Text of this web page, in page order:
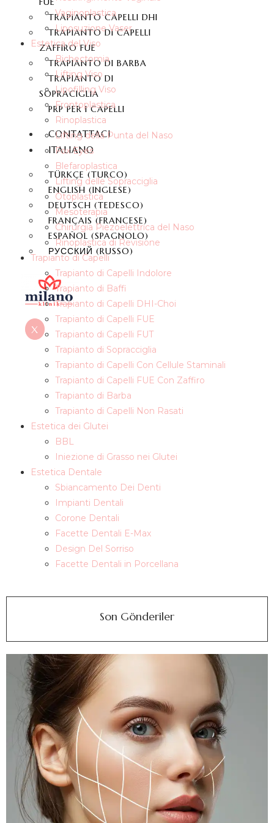
TRAPIANTO CAPELLI DHI
TRAPIANTO DI CAPELLI
ZAFFIRO FUE
TRAPIANTO DI BARBA
TRAPIANTO DI
SOPRACIGLIA
PRP PER I CAPELLI
CONTATTACI
ITALIANO
TÜRKÇE (TURCO)
ENGLISH (INGLESE)
DEUTSCH (TEDESCO)
FRANÇAIS (FRANCESE)
ESPAÑOL (SPAGNOLO)
РУССКИЙ (RUSSO)
X
Vaginoplastica
Liposuzione Vaser
Estetica del Viso
Bichectomia
Lifting Viso
Lipofilling Viso
Frontoplastica
Rinoplastica
Lifting della Punta del Naso
Fox Eyes
Blefaroplastica
Lifting delle Sopracciglia
Otoplastica
Mesoterapia
Chirurgia Piezoelettrica del Naso
Rinoplastica di Revisione
Trapianto di Capelli
Trapianto di Capelli Indolore
Trapianto di Baffi
Trapianto di Capelli DHI-Choi
Trapianto di Capelli FUE
Trapianto di Capelli FUT
Trapianto di Sopracciglia
Trapianto di Capelli Con Cellule Staminali
Trapianto di Capelli FUE Con Zaffiro
Trapianto di Barba
Trapianto di Capelli Non Rasati
Estetica dei Glutei
BBL
Iniezione di Grasso nei Glutei
Estetica Dentale
Sbiancamento Dei Denti
Impianti Dentali
Corone Dentali
Facette Dentali E-Max
Design Del Sorriso
Facette Dentali in Porcellana
Son Gönderiler